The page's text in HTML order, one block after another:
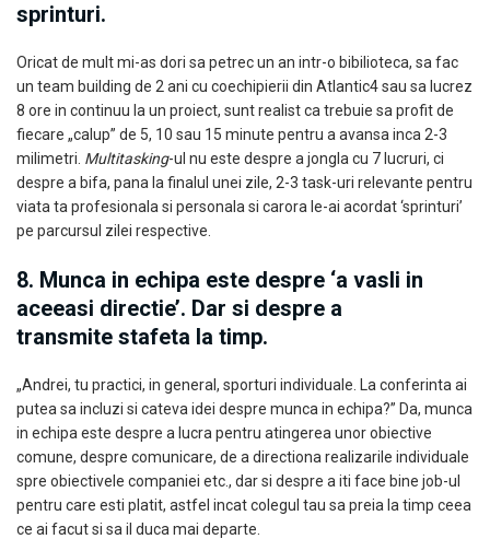
sprinturi.
Oricat de mult mi-as dori sa petrec un an intr-o bibilioteca, sa fac
un team building de 2 ani cu coechipierii din Atlantic4 sau sa lucrez
8 ore in continuu la un proiect, sunt realist ca trebuie sa profit de
fiecare „calup” de 5, 10 sau 15 minute pentru a avansa inca 2-3
milimetri. Multitasking-ul nu este despre a jongla cu 7 lucruri, ci
despre a bifa, pana la finalul unei zile, 2-3 task-uri relevante pentru
viata ta profesionala si personala si carora le-ai acordat ‘sprinturi’
pe parcursul zilei respective.
8. Munca in echipa este despre ‘a vasli in
aceeasi directie’. Dar si despre a
transmite stafeta la timp.
„Andrei, tu practici, in general, sporturi individuale. La conferinta ai
putea sa incluzi si cateva idei despre munca in echipa?” Da, munca
in echipa este despre a lucra pentru atingerea unor obiective
comune, despre comunicare, de a directiona realizarile individuale
spre obiectivele companiei etc., dar si despre a iti face bine job-ul
pentru care esti platit, astfel incat colegul tau sa preia la timp ceea
ce ai facut si sa il duca mai departe.